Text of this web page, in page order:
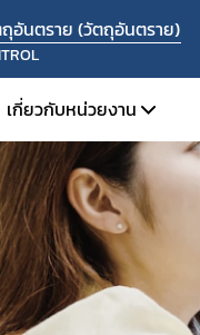
อันตราย (วัตถุอันตราย)
เกี่ยวกับหน่วยงาน
โครงสร้างหน่วยงาน
บุคลากร
องค์กรคุณธรรมต้นแบบ
ปี 2569